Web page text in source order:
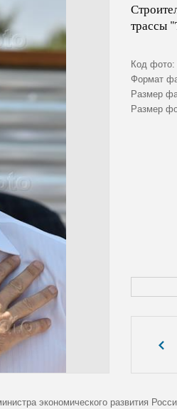
трассы
Код фото:
Формат
Размер
Размер
экономического развития